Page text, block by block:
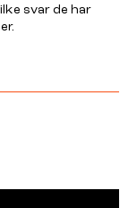
svar de har